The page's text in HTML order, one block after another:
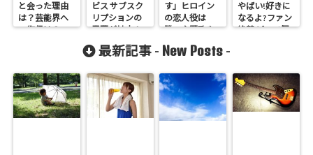
と会った理由
は？芸能界へ
の復帰は？
ビス サブスク
リプションの
需要が拡大！
す」ヒロイン
の恋人役は
誰 主題歌や
やばい!好きに
なるよ?ファン
絶賛 ピーチ尻
最新記事 - New Posts -